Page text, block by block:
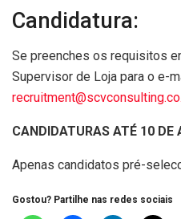
Candidatura:
Se preenches os requisitos
Supervisor de Loja para o e-
CANDIDATURAS ATÉ 10 DE
Apenas candidatos pré-
Gostou? Partilhe nas redes sociais